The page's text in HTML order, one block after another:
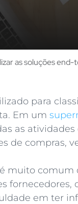
as soluções end-
para
Em um
as
de compras,
muito
fornecedores,
em ter